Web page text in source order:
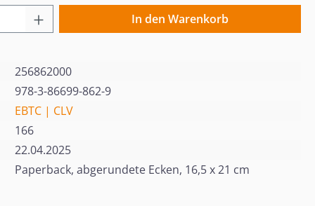
Gib den gewünschten Wert
In den Warenkorb
256862000
978-3-86699-862-9
EBTC | CLV
166
22.04.2025
Paperback, abgerundete Ecken, 16,5 x 21 cm